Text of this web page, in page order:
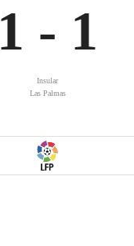
1 - 1
Insular
Las Palmas